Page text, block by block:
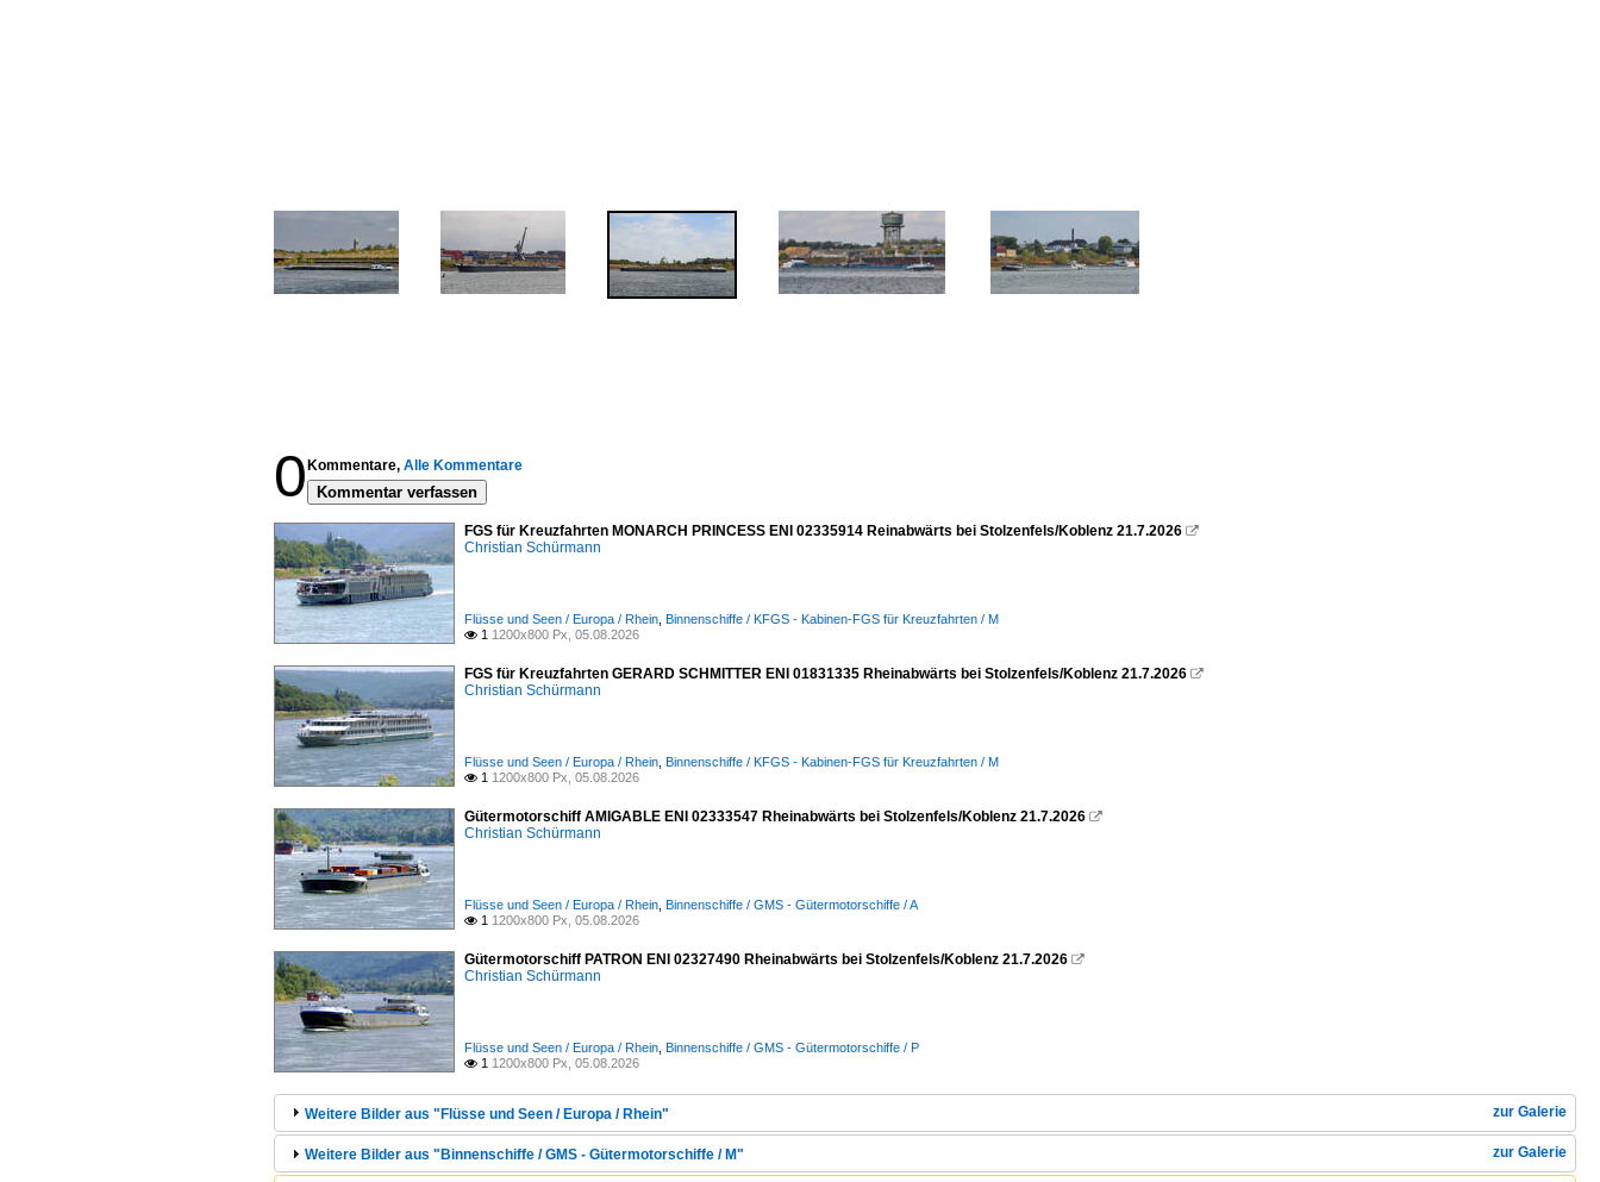
0 Kommentare, Alle Kommentare
Kommentar verfassen
FGS für Kreuzfahrten MONARCH PRINCESS ENI 02335914 Reinabwärts bei Stolzenfels/Koblenz 21.7.2026 
Christian Schürmann
Flüsse und Seen / Europa / Rhein Binnenschiffe / KFGS - Kabinen-FGS für Kreuzfahrten / M
 1 1200x800 Px, 05.08.2026
FGS für Kreuzfahrten GERARD SCHMITTER ENI 01831335 Rheinabwärts bei Stolzenfels/Koblenz 21.7.2026 
Christian Schürmann
Flüsse und Seen / Europa / Rhein Binnenschiffe / KFGS - Kabinen-FGS für Kreuzfahrten / M
 1 1200x800 Px, 05.08.2026
Gütermotorschiff AMIGABLE ENI 02333547 Rheinabwärts bei Stolzenfels/Koblenz 21.7.2026 
Christian Schürmann
Flüsse und Seen / Europa / Rhein Binnenschiffe / GMS - Gütermotorschiffe / A
 1 1200x800 Px, 05.08.2026
Gütermotorschiff PATRON ENI 02327490 Rheinabwärts bei Stolzenfels/Koblenz 21.7.2026 
Christian Schürmann
Flüsse und Seen / Europa / Rhein Binnenschiffe / GMS - Gütermotorschiffe / P
 1 1200x800 Px, 05.08.2026
zur Galerie
Weitere Bilder aus "Flüsse und Seen / Europa / Rhein"
zur Galerie
Weitere Bilder aus "Binnenschiffe / GMS - Gütermotorschiffe / M"